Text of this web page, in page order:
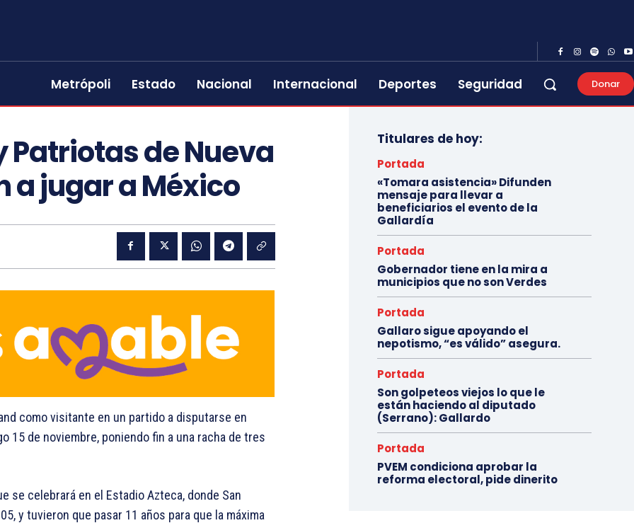
Metrópoli Estado Nacional Internacional Deportes Seguridad Donar
Patriotas de Nueva
jugar a México
como visitante en un partido a disputarse en
15 de noviembre, poniendo fin a una racha de tres
se celebrará en el Estadio Azteca, donde San
y tuvieron que pasar 11 años para que la máxima
Titulares de hoy:
Portada
«Tomara asistencia» Difunden
mensaje para llevar a
beneficiarios el evento de la
Gallardía
Portada
Gobernador tiene en la mira a
municipios que no son Verdes
Portada
Gallaro sigue apoyando el
nepotismo, “es válido” asegura.
Portada
Son golpeteos viejos lo que le
están haciendo al diputado
(Serrano): Gallardo
Portada
PVEM condiciona aprobar la
reforma electoral, pide dinerito